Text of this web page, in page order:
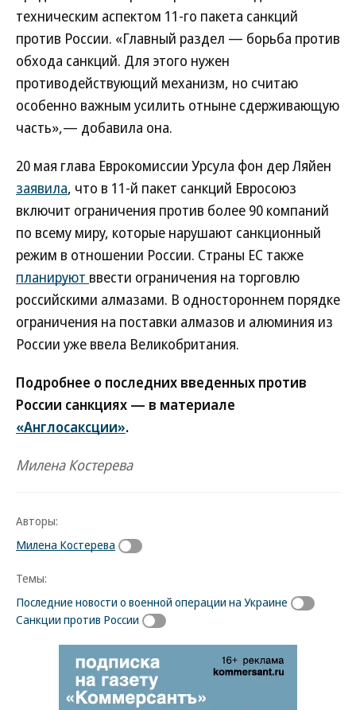
техническим аспектом 11-го пакета санкций
против России. «Главный раздел — борьба против
обхода санкций. Для этого нужен
противодействующий механизм, но считаю
особенно важным усилить отныне сдерживающую
часть»,— добавила она.
20 мая глава Еврокомиссии Урсула фон дер Ляйен
заявила, что в 11-й пакет санкций Евросоюз
включит ограничения против более 90 компаний
по всему миру, которые нарушают санкционный
режим в отношении России. Страны ЕС также
планируют ввести ограничения на торговлю
российскими алмазами. В одностороннем порядке
ограничения на поставки алмазов и алюминия из
России уже ввела Великобритания.
Подробнее о последних введенных против
России санкциях — в материале
«Англосаксции».
Милена Костерева
Авторы:
Милена Костерева
Темы:
Последние новости о военной операции на Украине
Санкции против России